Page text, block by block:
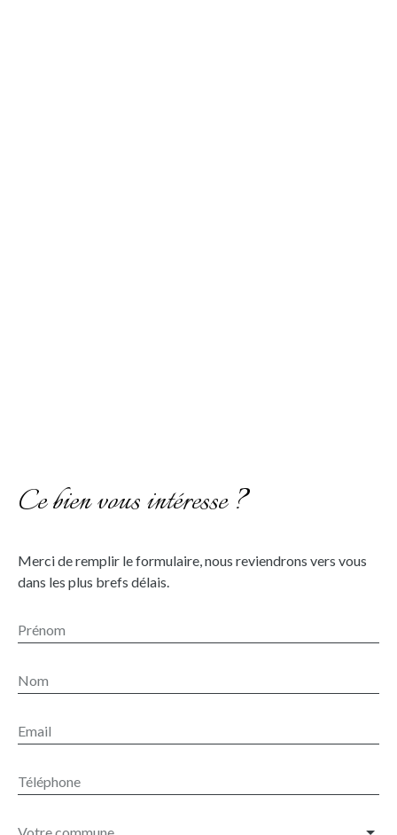
Ce bien vous intéresse ?
Merci de remplir le formulaire, nous reviendrons vers vous
dans les plus brefs délais.
Prénom
Nom
Email
Téléphone